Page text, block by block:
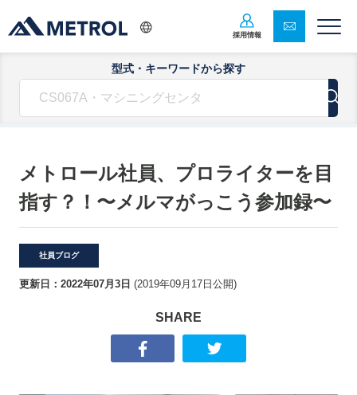
採用情報
型式・キーワードから探す
メトロール社員、プロライターを目
指す？！〜メルマがっこう参加録〜
社員ブログ
更新日： 2022年07月3日 (2019年09月17日 公開)
SHARE